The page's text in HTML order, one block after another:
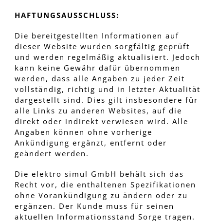
HAFTUNGSAUSSCHLUSS:
Die bereitgestellten Informationen auf
dieser Website wurden sorgfältig geprüft
und werden regelmäßig aktualisiert. Jedoch
kann keine Gewähr dafür übernommen
werden, dass alle Angaben zu jeder Zeit
vollständig, richtig und in letzter Aktualität
dargestellt sind. Dies gilt insbesondere für
alle Links zu anderen Websites, auf die
direkt oder indirekt verwiesen wird. Alle
Angaben können ohne vorherige
Ankündigung ergänzt, entfernt oder
geändert werden.
Die elektro simul GmbH behält sich das
Recht vor, die enthaltenen Spezifikationen
ohne Vorankündigung zu ändern oder zu
ergänzen. Der Kunde muss für seinen
aktuellen Informationsstand Sorge tragen.